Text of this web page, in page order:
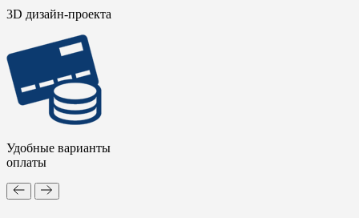
3D дизайн-проекта
Удобные варианты
оплаты